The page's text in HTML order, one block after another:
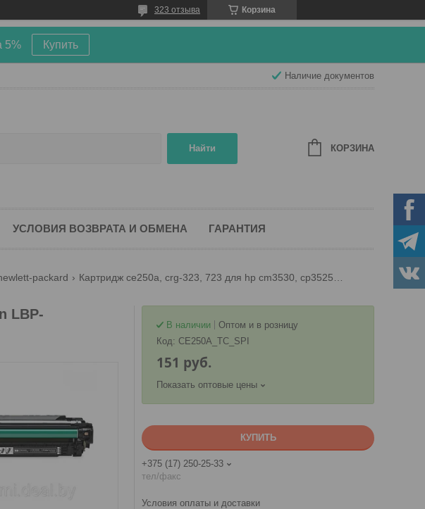
Корзина
323 отзыва
5% Купить
Наличие документов
Найти КОРЗИНА
УСЛОВИЯ ВОЗВРАТА И ОБМЕНА ГАРАНТИЯ
packard
LBP-
В наличии
Оптом и в розницу
Код: CE250A_TC_SPI
151 руб.
Показать оптовые цены
КУПИТЬ
+375 (17) 250-25-33
тел/факс
Условия оплаты и доставки